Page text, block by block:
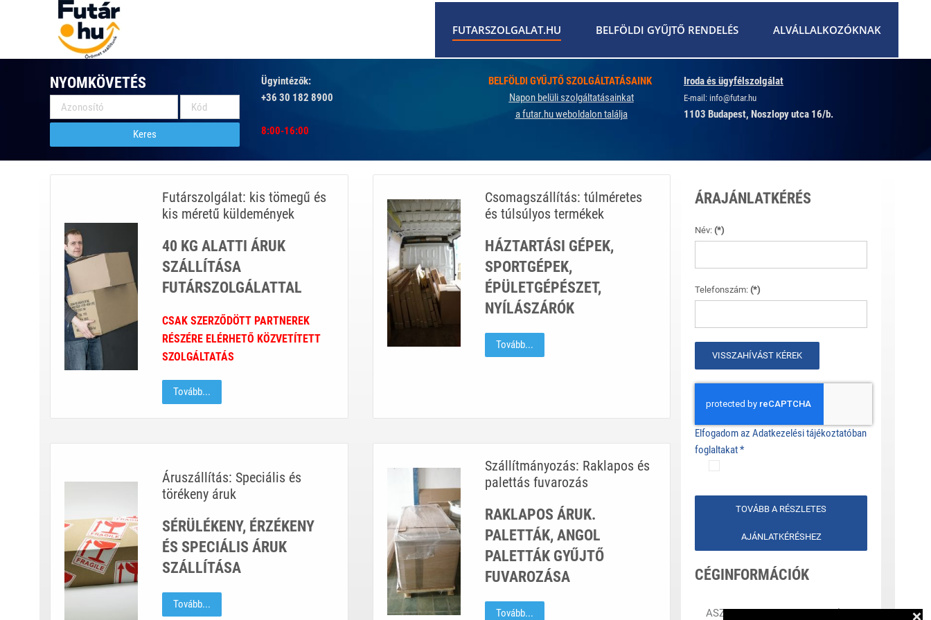
❌
FUTARSZOLGALAT.HU BELFÖLDI GYŰJTŐ RENDELÉS ALVÁLLALKOZÓKNAK
NYOMKÖVETÉS
Keres
Ügyintézők:
+36 30 182 8900
8:00-16:00
BELFÖLDI GYŰJTŐ SZOLGÁLTATÁSAINK
Napon belüli szolgáltatásainkat
a futar.hu weboldalon találja
Iroda és ügyfélszolgálat
E-mail: info@futar.hu
1103 Budapest, Noszlopy utca 16/b.
Futárszolgálat: kis tömegű és
kis méretű küldemények
40 KG ALATTI ÁRUK
SZÁLLÍTÁSA
FUTÁRSZOLGÁLATTAL
CSAK SZERZŐDÖTT PARTNEREK
RÉSZÉRE ELÉRHETŐ KÖZVETÍTETT
SZOLGÁLTATÁS
Tovább...
Csomagszállítás: túlméretes
és túlsúlyos termékek
HÁZTARTÁSI GÉPEK,
SPORTGÉPEK,
ÉPÜLETGÉPÉSZET,
NYÍLÁSZÁRÓK
Tovább...
Áruszállítás: Speciális és
törékeny áruk
SÉRÜLÉKENY, ÉRZÉKENY
ÉS SPECIÁLIS ÁRUK
SZÁLLÍTÁSA
Tovább...
Szállítmányozás: Raklapos és
palettás fuvarozás
RAKLAPOS ÁRUK.
PALETTÁK, ANGOL
PALETTÁK GYŰJTŐ
FUVAROZÁSA
Tovább...
ÁRAJÁNLATKÉRÉS
Név: (*)
Telefonszám: (*)
VISSZAHÍVÁST KÉREK
Elfogadom az Adatkezelési tájékoztatóban
foglaltakat*
TOVÁBB A RÉSZLETES
AJÁNLATKÉRÉSHEZ
CÉGINFORMÁCIÓK
ASZF GYIK Kapcsolat